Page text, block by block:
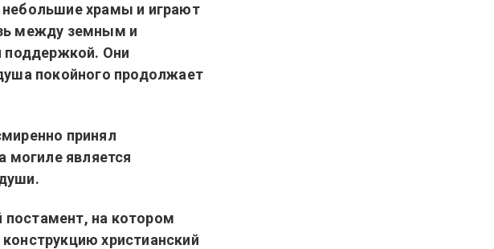
храмы и играют
между земным и
поддержкой. Они
покойного продолжает
принял
могиле является
постамент, на котором
христианский